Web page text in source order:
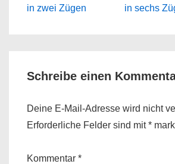
Post
in zwei Zügen
Post
in sechs
Schreibe einen
Deine E-Mail-Adresse wird nicht
Erforderliche Felder sind mit*
Kommentar *